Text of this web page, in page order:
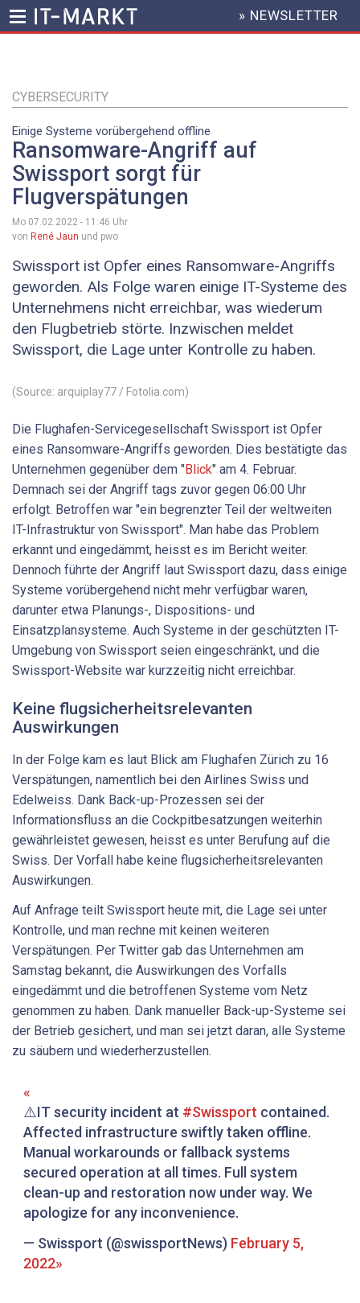
Inhalt
HEADER
MENU
» NEWSLETTER
CYBERSECURITY
Einige Systeme vorübergehend offline
Ransomware-Angriff auf
Swissport sorgt für
Flugverspätungen
Mo 07.02.2022 - 11:46 Uhr
von René Jaun und pwo
Swissport ist Opfer eines Ransomware-Angriffs
geworden. Als Folge waren einige IT-Systeme des
Unternehmens nicht erreichbar, was wiederum
den Flugbetrieb störte. Inzwischen meldet
Swissport, die Lage unter Kontrolle zu haben.
(Source: arquiplay77 / Fotolia.com)
Die Flughafen-Servicegesellschaft Swissport ist Opfer
eines Ransomware-Angriffs geworden. Dies bestätigte das
Unternehmen gegenüber dem "Blick" am 4. Februar.
Demnach sei der Angriff tags zuvor gegen 06:00 Uhr
erfolgt. Betroffen war "ein begrenzter Teil der weltweiten
IT-Infrastruktur von Swissport". Man habe das Problem
erkannt und eingedämmt, heisst es im Bericht weiter.
Dennoch führte der Angriff laut Swissport dazu, dass einige
Systeme vorübergehend nicht mehr verfügbar waren,
darunter etwa Planungs-, Dispositions- und
Einsatzplansysteme. Auch Systeme in der geschützten IT-
Umgebung von Swissport seien eingeschränkt, und die
Swissport-Website war kurzzeitig nicht erreichbar.
Keine flugsicherheitsrelevanten
Auswirkungen
In der Folge kam es laut Blick am Flughafen Zürich zu 16
Verspätungen, namentlich bei den Airlines Swiss und
Edelweiss. Dank Back-up-Prozessen sei der
Informationsfluss an die Cockpitbesatzungen weiterhin
gewährleistet gewesen, heisst es unter Berufung auf die
Swiss. Der Vorfall habe keine flugsicherheitsrelevanten
Auswirkungen.
Auf Anfrage teilt Swissport heute mit, die Lage sei unter
Kontrolle, und man rechne mit keinen weiteren
Verspätungen. Per Twitter gab das Unternehmen am
Samstag bekannt, die Auswirkungen des Vorfalls
eingedämmt und die betroffenen Systeme vom Netz
genommen zu haben. Dank manueller Back-up-Systeme sei
der Betrieb gesichert, und man sei jetzt daran, alle Systeme
zu säubern und wiederherzustellen.
⚠️IT security incident at #Swissport contained.
Affected infrastructure swiftly taken offline.
Manual workarounds or fallback systems
secured operation at all times. Full system
clean-up and restoration now under way. We
apologize for any inconvenience.
— Swissport (@swissportNews) February 5,
2022